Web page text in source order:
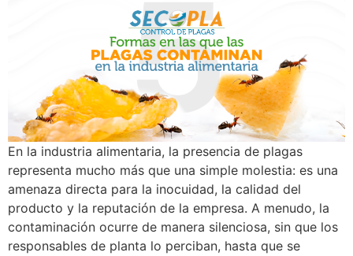
En la industria alimentaria, la presencia de plagas
representa mucho más que una simple molestia: es una
amenaza directa para la inocuidad, la calidad del
producto y la reputación de la empresa. A menudo, la
contaminación ocurre de manera silenciosa, sin que los
responsables de planta lo perciban, hasta que se